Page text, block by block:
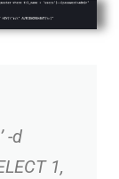
-d
1,